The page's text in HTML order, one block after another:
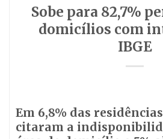
Sobe para 82,7%
domicílios com
IBGE
Em 6,8% das
citaram a